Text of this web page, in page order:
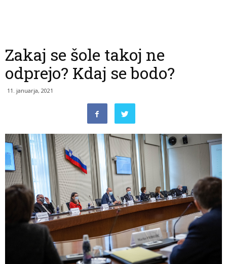
Zakaj se šole takoj ne
odprejo? Kdaj se bodo?
11. januarja, 2021